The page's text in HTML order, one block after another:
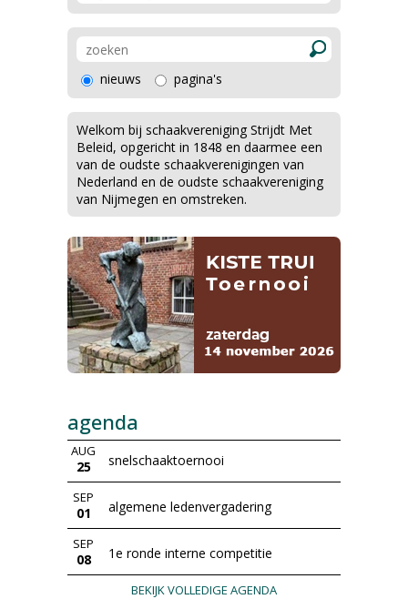
nieuws pagina's
Welkom bij schaakvereniging Strijdt Met
Beleid, opgericht in 1848 en daarmee een
van de oudste schaakverenigingen van
Nederland en de oudste schaakvereniging
van Nijmegen en omstreken.
agenda
AUG
25 snelschaaktoernooi
SEP
01 algemene ledenvergadering
SEP
08 1e ronde interne competitie
BEKIJK VOLLEDIGE AGENDA